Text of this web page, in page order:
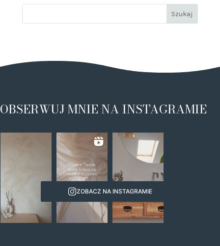
OBSERWUJ MNIE NA INSTAGRAMIE
ZOBACZ NA INSTAGRAMIE